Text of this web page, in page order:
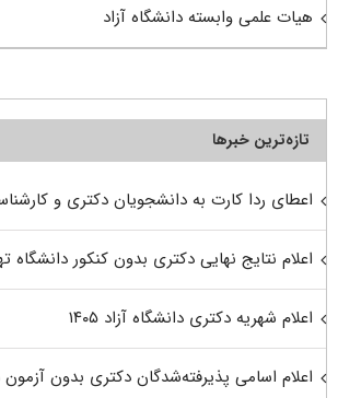
هیات علمی وابسته دانشگاه آزاد
تازه‌ترین خبرها
اعطای ردا کارت به دانشجویان دکتری و
اعلام نتایج نهایی دکتری بدون کنکور دانشگاه تهران
اعلام شهریه دکتری دانشگاه آزاد ۱۴۰۵
اعلام اسامی پذیرفته‌شدگان دکتری بدون